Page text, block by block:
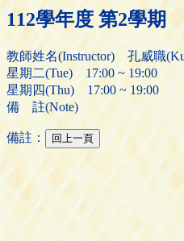
112學年度 第2學期
教師姓名(Instructor) 孔威職
星期二(Tue) 17:00 ~ 19:00
星期四(Thu) 17:00 ~ 19:00
備 註(Note)
備註：